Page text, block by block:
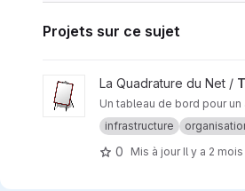
Projets sur ce sujet
Afficher le projet Tableau De Bord
La Quadrature du Net /
Un tableau de bord pour
infrastructure
0 Mis à jour Il y a 2 mois